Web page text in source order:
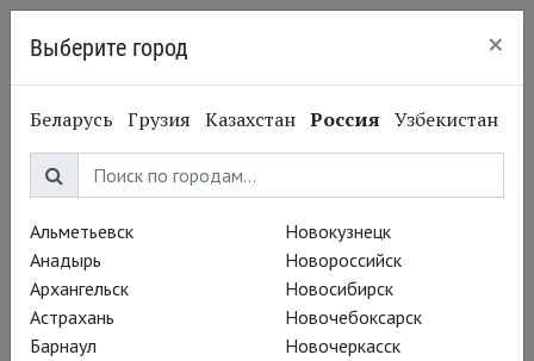
Выберите город ×
Беларусь Грузия Казахстан Россия Узбекистан
Альметьевск
Анадырь
Архангельск
Астрахань
Барнаул
Новокузнецк
Новороссийск
Новосибирск
Новочебоксарск
Новочеркасск